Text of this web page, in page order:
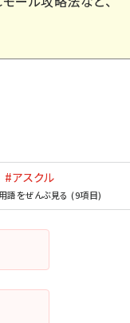
#アスクル